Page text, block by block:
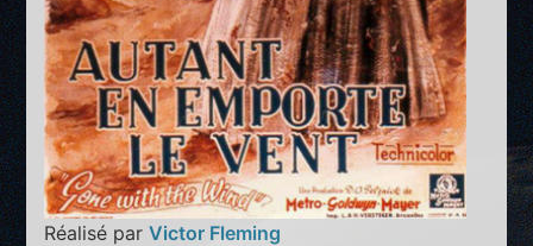
Réalisé parVictor Fleming